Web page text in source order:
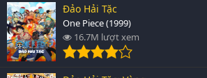
Đảo Hải Tặc
One Piece (1999)
16.7M lượt xem